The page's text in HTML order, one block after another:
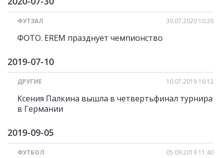
ФУТЗАЛ 30.07.2020 10:20
ФОТО. EREM празднует чемпионство
2019-07-10
ДРУГИЕ 10.07.2019 16:12
Ксения Палкина вышла в четвертьфинал турнира
в Германии
2019-09-05
ФУТБОЛ 05.09.2019 11:40